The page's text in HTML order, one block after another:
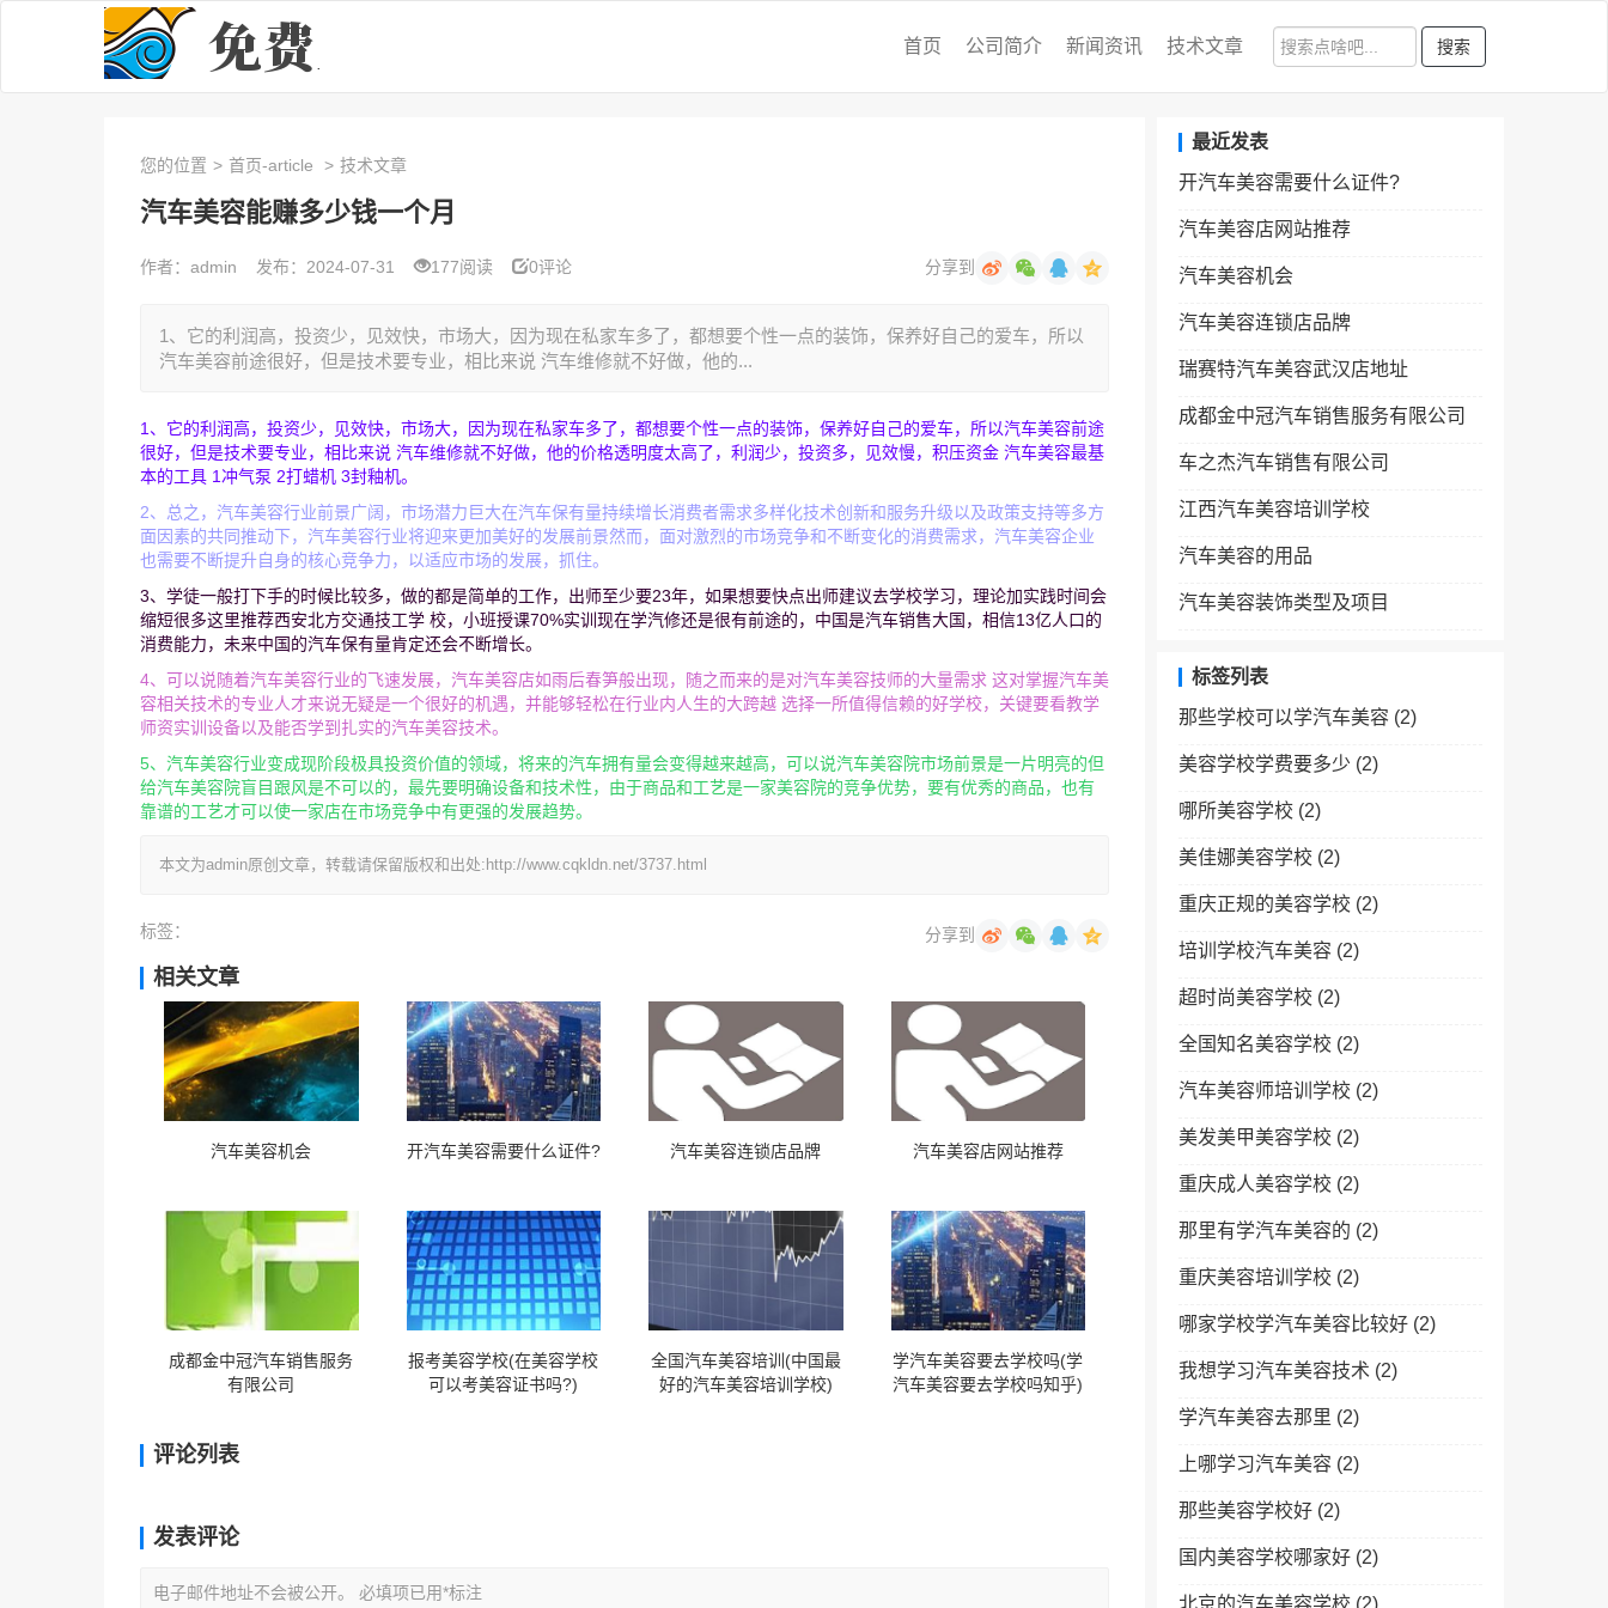
搜索
首页 公司简介 新闻资讯 技术文章
您的位置 > 首页-article > 技术文章
汽车美容能赚多少钱一个月
作者：admin 发布：2024-07-31 177阅读 0评论 分享到
1、它的利润高，投资少，见效快，市场大，因为现在私家车多了，都想要个性一点的装饰，保养好自己的爱车，所以
汽车美容前途很好，但是技术要专业，相比来说 汽车维修就不好做，他的...
1、它的利润高，投资少，见效快，市场大，因为现在私家车多了，都想要个性一点的装饰，保养好自己的爱车，所以汽车美容前途
很好，但是技术要专业，相比来说 汽车维修就不好做，他的价格透明度太高了，利润少，投资多，见效慢，积压资金 汽车美容最基
本的工具 1冲气泵 2打蜡机 3封釉机。
2、总之，汽车美容行业前景广阔，市场潜力巨大在汽车保有量持续增长消费者需求多样化技术创新和服务升级以及政策支持等多方
面因素的共同推动下，汽车美容行业将迎来更加美好的发展前景然而，面对激烈的市场竞争和不断变化的消费需求，汽车美容企业
也需要不断提升自身的核心竞争力，以适应市场的发展，抓住。
3、学徒一般打下手的时候比较多，做的都是简单的工作，出师至少要23年，如果想要快点出师建议去学校学习，理论加实践时间会
缩短很多这里推荐西安北方交通技工学 校，小班授课70%实训现在学汽修还是很有前途的，中国是汽车销售大国，相信13亿人口的
消费能力，未来中国的汽车保有量肯定还会不断增长。
4、可以说随着汽车美容行业的飞速发展，汽车美容店如雨后春笋般出现，随之而来的是对汽车美容技师的大量需求 这对掌握汽车美
容相关技术的专业人才来说无疑是一个很好的机遇，并能够轻松在行业内人生的大跨越 选择一所值得信赖的好学校，关键要看教学
师资实训设备以及能否学到扎实的汽车美容技术。
5、汽车美容行业变成现阶段极具投资价值的领域，将来的汽车拥有量会变得越来越高，可以说汽车美容院市场前景是一片明亮的但
给汽车美容院盲目跟风是不可以的，最先要明确设备和技术性，由于商品和工艺是一家美容院的竞争优势，要有优秀的商品，也有
靠谱的工艺才可以使一家店在市场竞争中有更强的发展趋势。
本文为admin原创文章，转载请保留版权和出处:http://www.cqkldn.net/3737.html
标签： 分享到
相关文章
汽车美容机会 开汽车美容需要什么证件? 汽车美容连锁店品牌 汽车美容店网站推荐
成都金中冠汽车销售服务
有限公司
报考美容学校(在美容学校
可以考美容证书吗?)
全国汽车美容培训(中国最
好的汽车美容培训学校)
学汽车美容要去学校吗(学
汽车美容要去学校吗知乎)
评论列表
发表评论
电子邮件地址不会被公开。 必填项已用*标注
最近发表
开汽车美容需要什么证件?
汽车美容店网站推荐
汽车美容机会
汽车美容连锁店品牌
瑞赛特汽车美容武汉店地址
成都金中冠汽车销售服务有限公司
车之杰汽车销售有限公司
江西汽车美容培训学校
汽车美容的用品
汽车美容装饰类型及项目
标签列表
那些学校可以学汽车美容 (2)
美容学校学费要多少 (2)
哪所美容学校 (2)
美佳娜美容学校 (2)
重庆正规的美容学校 (2)
培训学校汽车美容 (2)
超时尚美容学校 (2)
全国知名美容学校 (2)
汽车美容师培训学校 (2)
美发美甲美容学校 (2)
重庆成人美容学校 (2)
那里有学汽车美容的 (2)
重庆美容培训学校 (2)
哪家学校学汽车美容比较好 (2)
我想学习汽车美容技术 (2)
学汽车美容去那里 (2)
上哪学习汽车美容 (2)
那些美容学校好 (2)
国内美容学校哪家好 (2)
北京的汽车美容学校 (2)